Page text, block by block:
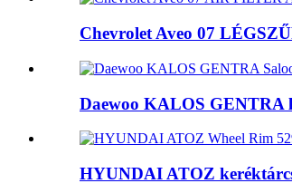
Chevrolet Aveo 07
Daewoo KALOS GENTRA
HYUNDAI ATOZ